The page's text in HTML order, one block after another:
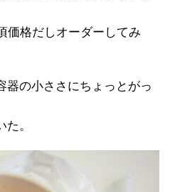
価格だしオーダーしてみ
器の小ささにちょっとがっ
。